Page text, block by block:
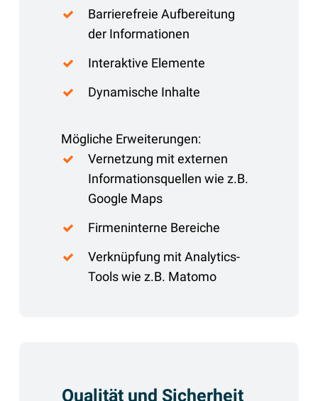
Barrierefreie Aufbereitung
der Informationen
Interaktive Elemente
Dynamische Inhalte
Mögliche Erweiterungen:
Vernetzung mit externen
Informationsquellen wie z.B.
Google Maps
Firmeninterne Bereiche
Verknüpfung mit Analytics-
Tools wie z.B. Matomo
Qualität und Sicherheit